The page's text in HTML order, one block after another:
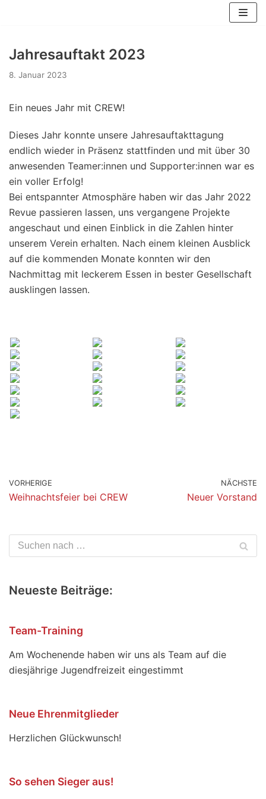
Jahresauftakt 2023
8. Januar 2023
Ein neues Jahr mit CREW!
Dieses Jahr konnte unsere Jahresauftakttagung
endlich wieder in Präsenz stattfinden und mit über 30
anwesenden Teamer:innen und Supporter:innen war es
ein voller Erfolg!
Bei entspannter Atmosphäre haben wir das Jahr 2022
Revue passieren lassen, uns vergangene Projekte
angeschaut und einen Einblick in die Zahlen hinter
unserem Verein erhalten. Nach einem kleinen Ausblick
auf die kommenden Monate konnten wir den
Nachmittag mit leckerem Essen in bester Gesellschaft
ausklingen lassen.
VORHERIGE
Weihnachtsfeier bei CREW
NÄCHSTE
Neuer Vorstand
Neueste Beiträge:
Team-Training
Am Wochenende haben wir uns als Team auf die
diesjährige Jugendfreizeit eingestimmt
Neue Ehrenmitglieder
Herzlichen Glückwunsch!
So sehen Sieger aus!